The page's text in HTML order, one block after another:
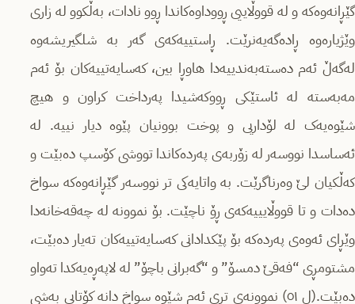
گێڕانەوەکە و لە قووڵاییی ڕووداوەکاندا ڕوو نادات، بەڵکوو لە زاری
وێژیارەوە ڕادەگەیەنرێت. ڕاستییەکەی گەر بە شلگیریشەوە
لەگەڵ ئەم دەستەبەندییەدا هاوڕا بین، کەسایەتییەکان بۆ ئەم
مەبەستە لە ئاستێکی ڕووکەشیدا پەرداخت کراون و هیچ
شێوەیەک لە لۆداریی و پوخت بوونیان پێوە دیار نییە. لە
ئەساسدا نووسەر لە زۆربەی پەردەکاندا تووشی کۆسپ دەبێت و
کەڵکیان لێ وەرناگرێت. بە واتایەکی تر نووسەر گێڕانەوەکە سواخ
دەدات و تا قووڵایییەکەی ڕۆ ناچێت. بۆ نموونە لە چەقەخانەدا
وێڕای ئەوەی پەردەکە بۆ پێکدادانی کەسایەتییەکان تەیار دەبێت،
مشتومڕی “فەقێ دمسۆ” و “گەبرانی باچۆ” لە لاپەڕەیەکدا تەواو
دەبێت.(ل ٥١) نموونەی تری ئەم شێوە سواخ دانە کۆتایی بەشی